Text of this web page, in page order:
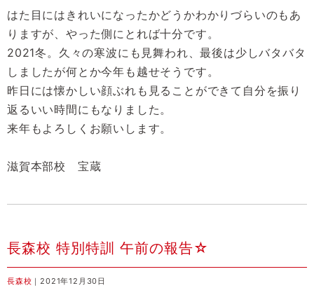
はた目にはきれいになったかどうかわかりづらいのもあ
りますが、やった側にとれば十分です。
2021冬。久々の寒波にも見舞われ、最後は少しバタバタ
しましたが何とか今年も越せそうです。
昨日には懐かしい顔ぶれも見ることができて自分を振り
返るいい時間にもなりました。
来年もよろしくお願いします。
滋賀本部校 宝蔵
長森校 特別特訓 午前の報告☆
長森校 ｜2021年12月30日